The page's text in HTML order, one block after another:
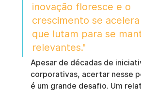
inovação floresce e o
crescimento se
que lutam para se
relevantes."
Apesar de décadas de
corporativas, acertar nesse
é um grande desafio. Um